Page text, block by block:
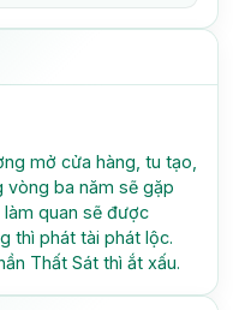
mở cửa hàng, tu tạo,
vòng ba năm sẽ gặp
quan sẽ được
thì phát tài phát lộc.
Thất Sát thì ắt xấu.